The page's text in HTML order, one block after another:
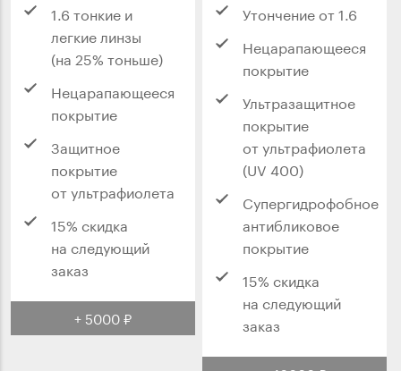
1.6 тонкие и
легкие линзы
(на 25% тоньше)
Нецарапающееся
покрытие
Защитное
покрытие
от ультрафиолета
15% скидка
на следующий
заказ
+ 5000 ₽
Утончение от 1.6
Нецарапающееся
покрытие
Ультразащитное
покрытие
от ультрафиолета
(UV 400)
Супергидрофобное
антибликовое
покрытие
15% скидка
на следующий
заказ